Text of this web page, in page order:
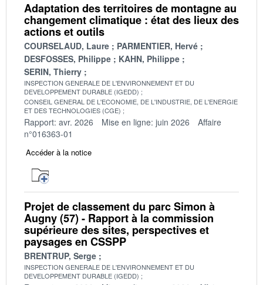
Adaptation des territoires de montagne au
changement climatique : état des lieux des
actions et outils
COURSELAUD, Laure
PARMENTIER, Hervé
DESFOSSES, Philippe
KAHN, Philippe
SERIN, Thierry
INSPECTION GENERALE DE L'ENVIRONNEMENT ET DU
DEVELOPPEMENT DURABLE (IGEDD)
CONSEIL GENERAL DE L'ECONOMIE, DE L'INDUSTRIE, DE L'ENERGIE
ET DES TECHNOLOGIES (CGE)
Rapport: avr. 2026 Mise en ligne: juin 2026
Affaire
n°016363-01
Accéder à la notice
Projet de classement du parc Simon à
Augny (57) - Rapport à la commission
supérieure des sites, perspectives et
paysages en CSSPP
BRENTRUP, Serge
INSPECTION GENERALE DE L'ENVIRONNEMENT ET DU
DEVELOPPEMENT DURABLE (IGEDD)